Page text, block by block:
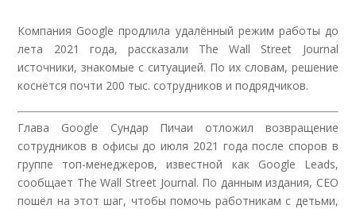
Компания Google продлила удалённый режим работы до
лета 2021 года, рассказали The Wall Street Journal
источники, знакомые с ситуацией. По их словам, решение
коснётся почти 200 тыс. сотрудников и подрядчиков.
Глава Google Сундар Пичаи отложил возвращение
сотрудников в офисы до июля 2021 года после споров в
группе топ-менеджеров, известной как Google Leads,
сообщает The Wall Street Journal. По данным издания, CEO
пошёл на этот шаг, чтобы помочь работникам с детьми,